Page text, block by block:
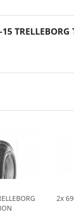
TRELLEBORG
2x